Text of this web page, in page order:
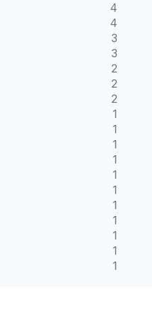
4
4
3
3
2
2
2
1
1
1
1
1
1
1
1
1
1
1